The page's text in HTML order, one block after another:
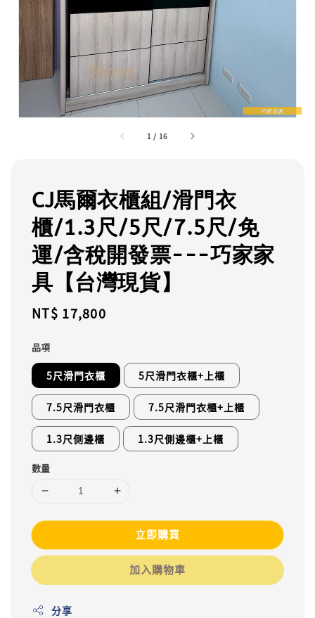
1 / 16
CJ馬爾衣櫃組/滑門衣
櫃/1.3尺/5尺/7.5尺/免
運/含稅開發票---巧家家
具【台灣現貨】
Regular
NT$ 17,800
品項
5尺滑門衣櫃 5尺滑門衣櫃+上櫃
7.5尺滑門衣櫃 7.5尺滑門衣櫃+上櫃
1.3尺側邊櫃 1.3尺側邊櫃+上櫃
數量
立即購買
加入購物車
分享